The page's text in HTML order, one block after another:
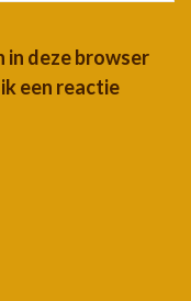
in deze browser
een reactie